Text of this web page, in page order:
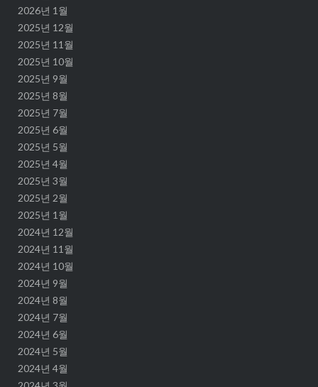
2026년 1월
2025년 12월
2025년 11월
2025년 10월
2025년 9월
2025년 8월
2025년 7월
2025년 6월
2025년 5월
2025년 4월
2025년 3월
2025년 2월
2025년 1월
2024년 12월
2024년 11월
2024년 10월
2024년 9월
2024년 8월
2024년 7월
2024년 6월
2024년 5월
2024년 4월